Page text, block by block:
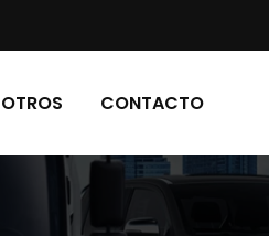
CONTACTO